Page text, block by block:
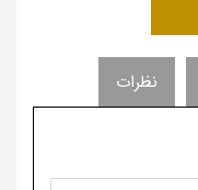
نظرات